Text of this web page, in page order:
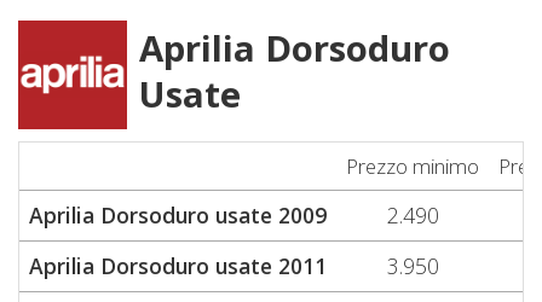
Aprilia Dorsoduro
Usate
Prezzo minimo
Aprilia Dorsoduro usate 2009 2.490
Aprilia Dorsoduro usate 2011
3.950